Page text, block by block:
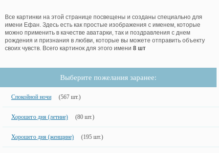
Все картинки на этой странице посвещены и созданы специально для
имени Ефан. Здесь есть как простые изображения с именем, которые
можно применить в качестве аватарки, так и поздравления с днем
рождения и признания в любви, которые вы можете отправить объекту
своих чувств. Всего картинок для этого имени 8 шт
Выберите пожелания заранее:
Спокойной ночи (567 шт.)
Хорошего дня (летние) (80 шт.)
Хорошего дня (женщине) (195 шт.)